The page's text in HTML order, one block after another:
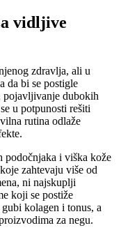
vidljive
zdravlja, ali u
da bi se postigle
pojavljivanje dubokih
u potpunosti rešiti
rutina odlaže
podočnjaka i viška kože
zahtevaju više od
ni najskuplji
koji se postiže
kolagen i tonus, a
za negu.